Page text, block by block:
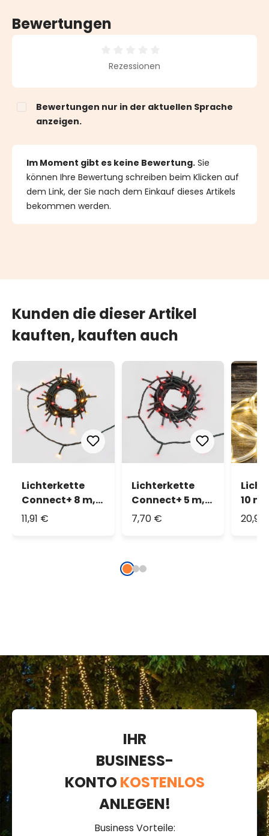
Bewertungen
Durchschnittliche Bewertung von 0 von 5 Sternen
Rezessionen
Bewertungen nur in der aktuellen Sprache
anzeigen.
Im Moment gibt es keine Bewertung. Sie
können Ihre Bewertung schreiben beim Klicken auf
dem Link, der Sie nach dem Einkauf dieses Artikels
bekommen werden.
Kunden die dieser Artikel
kauften, kauften auch
Lichterkette
Connect+ 8 m,
80 LEDs
11,91 €
Lichterkette
Connect+ 5 m,
50 LEDs rot,
7,70 €
10
200
IHR
BUSINESS-
KONTOKOSTENLOS
ANLEGEN!
Business Vorteile: